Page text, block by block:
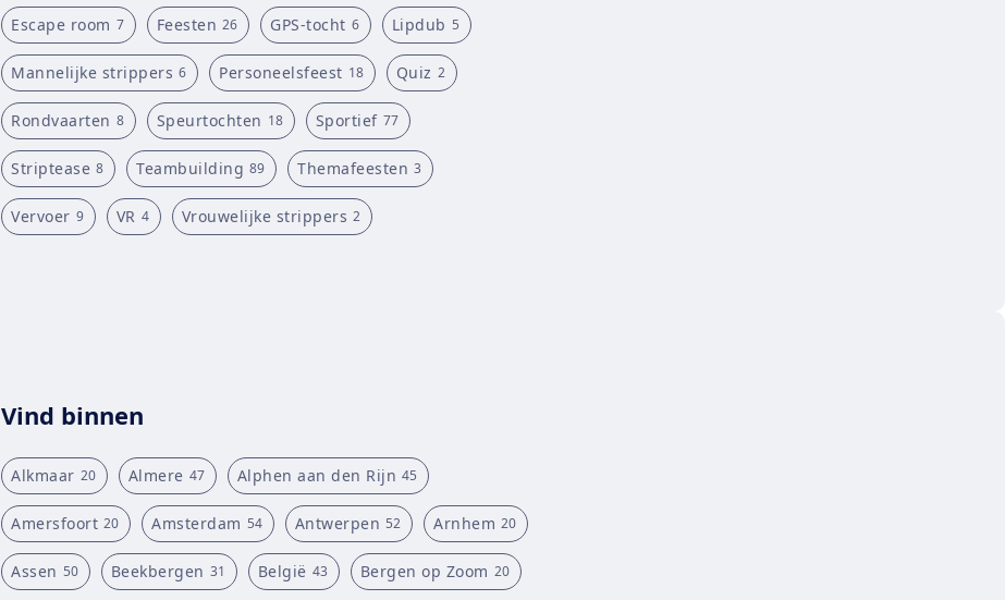
Escape room 7 Feesten 26 GPS-tocht 6 Lipdub 5
Mannelijke strippers 6 Personeelsfeest 18 Quiz 2
Rondvaarten 8 Speurtochten 18 Sportief 77
Striptease 8 Teambuilding 89 Themafeesten 3
Vervoer 9 VR 4 Vrouwelijke strippers 2
Vind binnen
Alkmaar 20 Almere 47 Alphen aan den Rijn 45
Amersfoort 20 Amsterdam 54 Antwerpen 52 Arnhem 20
Assen 50 Beekbergen 31 België 43 Bergen op Zoom 20